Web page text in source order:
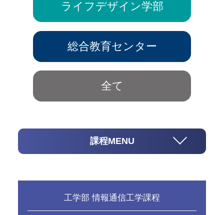
ライフデザイン学部
総合教育センター
全て
課程MENU
工学部 情報通信工学課程